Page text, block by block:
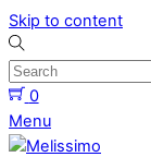
Skip to content
0
Menu